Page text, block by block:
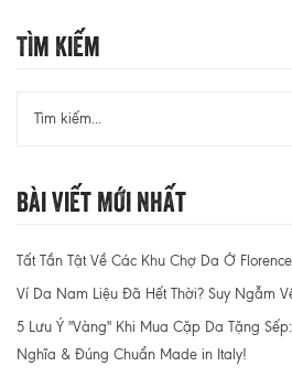
Tìm Kiếm
Bài Viết Mới Nhất
Tất Tần Tật Về Các Khu Chợ Da Ở Florence
Ví Da Nam Liệu Đã Hết Thời? Suy Ngẫm
5 Lưu Ý "Vàng" Khi Mua Cặp Da Tặng
Nghĩa & Đúng Chuẩn Made in Italy!